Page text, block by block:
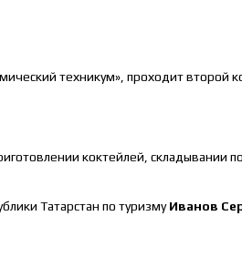
техникум», проходит второй
коктейлей, складывании
Татарстан по туризмуИванов